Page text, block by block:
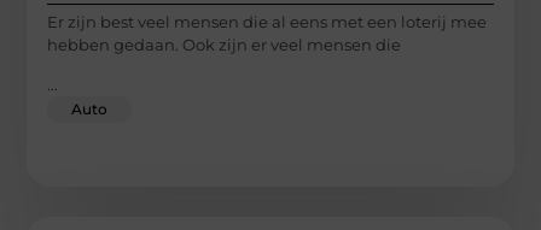
Er zijn best veel mensen die al eens met een loterij mee
hebben gedaan. Ook zijn er veel mensen die
Auto